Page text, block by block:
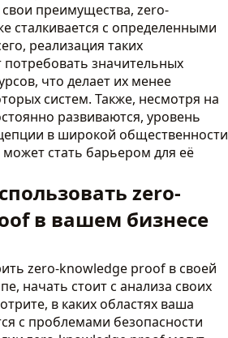
преимущества, zero-
сталкивается с определенными
реализация таких
потребовать значительных
что делает их менее
систем. Также, несмотря на
развиваются, уровень
в широкой общественности
может стать барьером для её
zero-
в вашем бизнесе
zero-knowledge proof в своей
начать стоит с анализа своих
в каких областях ваша
с проблемами безопасности